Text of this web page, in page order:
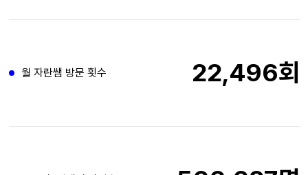
월 자란쌤 방문 횟수 22,496회